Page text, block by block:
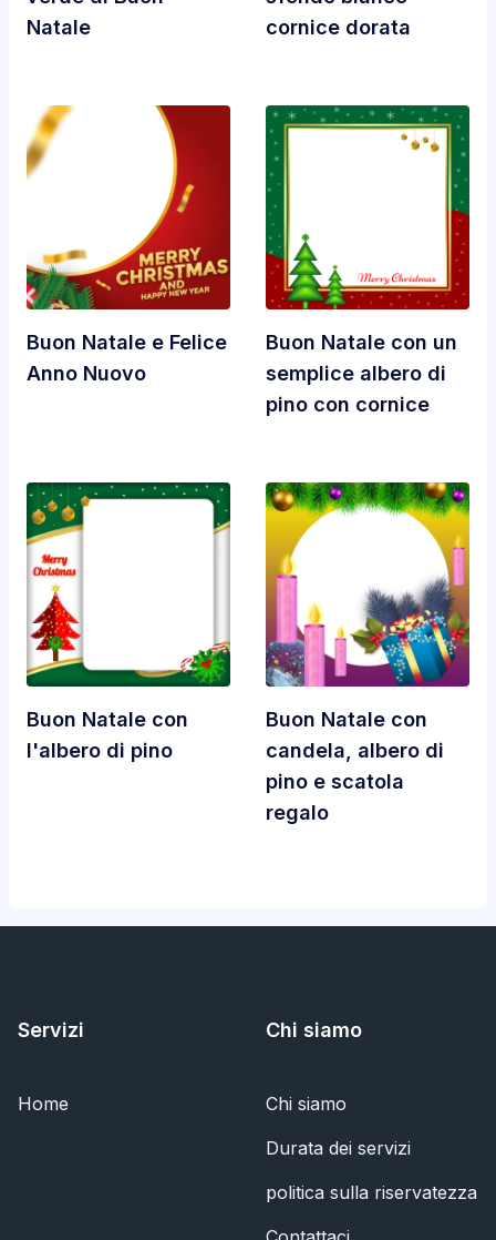
Natale
cornice dorata
Buon Natale e Felice
Anno Nuovo
Buon Natale con un
semplice albero di
pino con cornice
Buon Natale con
l'albero di pino
Buon Natale con
candela, albero di
pino e scatola
regalo
Servizi
Home
Chi siamo
Chi siamo
Durata dei servizi
politica sulla riservatezza